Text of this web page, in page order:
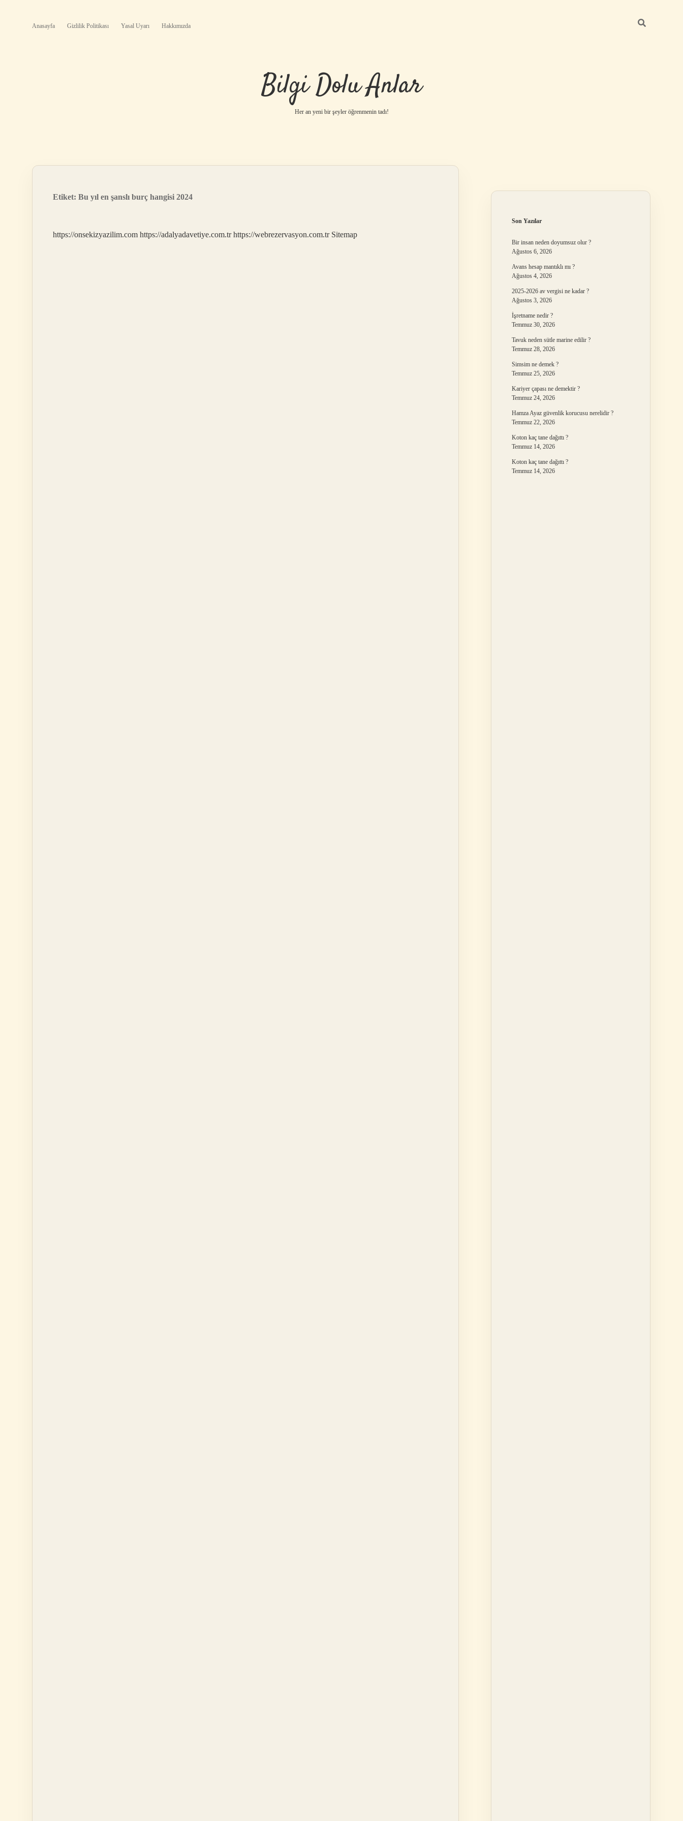
Anasayfa Gizlilik Politikası Yasal Uyarı Hakkımızda
Bilgi Dolu Anlar
Her an yeni bir şeyler öğrenmenin tadı!
Etiket: Bu yıl en şanslı burç hangisi 2024
https://onsekizyazilim.com https://adalyadavetiye.com.tr https://webrezervasyon.com.tr Sitemap
Son Yazılar
Bir insan neden doyumsuz olur ?
Ağustos 6, 2026
Avans hesap mantıklı mı ?
Ağustos 4, 2026
2025-2026 av vergisi ne kadar ?
Ağustos 3, 2026
İşretname nedir ?
Temmuz 30, 2026
Tavuk neden sütle marine edilir ?
Temmuz 28, 2026
Simsim ne demek ?
Temmuz 25, 2026
Kariyer çapası ne demektir ?
Temmuz 24, 2026
Hamza Ayaz güvenlik korucusu nerelidir ?
Temmuz 22, 2026
Koton kaç tane dağıttı ?
Temmuz 14, 2026
Koton kaç tane dağıttı ?
Temmuz 14, 2026